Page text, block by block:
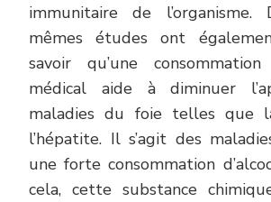
immunitaire de l’organisme.
mêmes études ont
savoir qu’une
médical aide à diminuer
maladies du foie telles que
l’hépatite. Il s’agit des
une forte consommation
cela, cette substance